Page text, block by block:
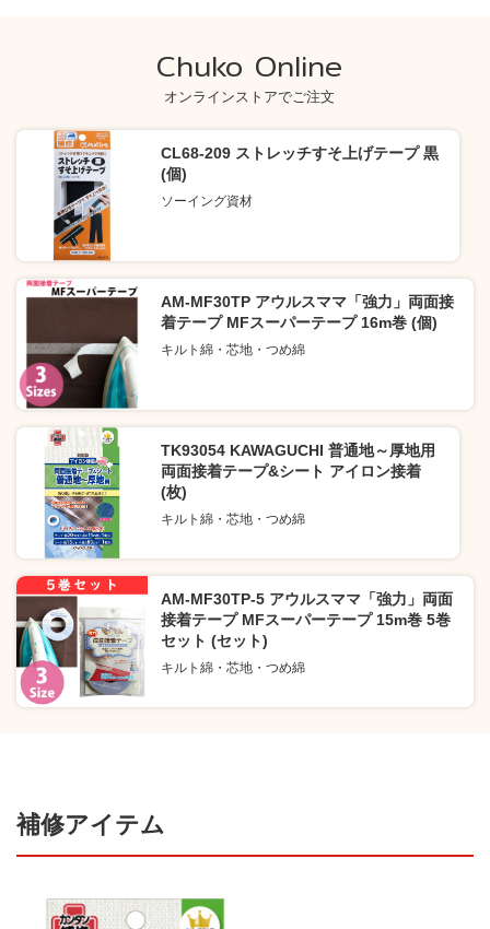
Chuko Online
オンラインストアでご注文
CL68-209 ストレッチすそ上げテープ 黒
(個)
ソーイング資材
AM-MF30TP アウルスママ「強力」両面接
着テープ MFスーパーテープ 16m巻 (個)
キルト綿・芯地・つめ綿
TK93054 KAWAGUCHI 普通地～厚地用
両面接着テープ&シート アイロン接着
(枚)
キルト綿・芯地・つめ綿
AM-MF30TP-5 アウルスママ「強力」両面
接着テープ MFスーパーテープ 15m巻 5巻
セット (セット)
キルト綿・芯地・つめ綿
補修アイテム